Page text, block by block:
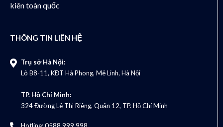
kiên toàn quốc
THÔNG TIN LIÊN HỆ
Trụ sở Hà Nội:
Lô B8-11, KĐT Hà Phong, Mê Linh, Hà Nội
TP. Hồ Chí Minh:
324 Đường Lê Thị Riêng, Quận 12, TP. Hồ Chí Minh